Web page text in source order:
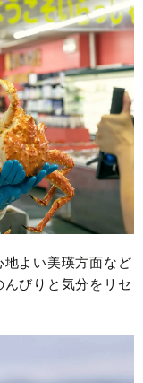
よい美瑛方面など
びりと気分をリセ